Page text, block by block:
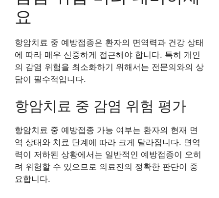
요
항암치료 중 예방접종은 환자의 면역력과 건강 상태
에 따라 매우 신중하게 접근해야 합니다. 특히 개인
의 감염 위험을 최소화하기 위해서는 전문의와의 상
담이 필수적입니다.
항암치료 중 감염 위험 평가
항암치료 중 예방접종 가능 여부는 환자의 현재 면
역 상태와 치료 단계에 따라 크게 달라집니다. 면역
력이 저하된 상황에서는 일반적인 예방접종이 오히
려 위험할 수 있으므로 의료진의 정확한 판단이 중
요합니다.